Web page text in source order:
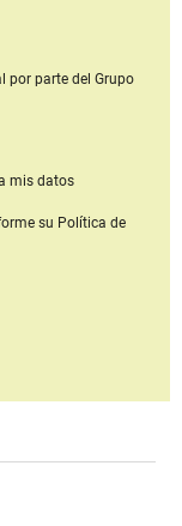
por parte del Grupo
mis datos
su Política de